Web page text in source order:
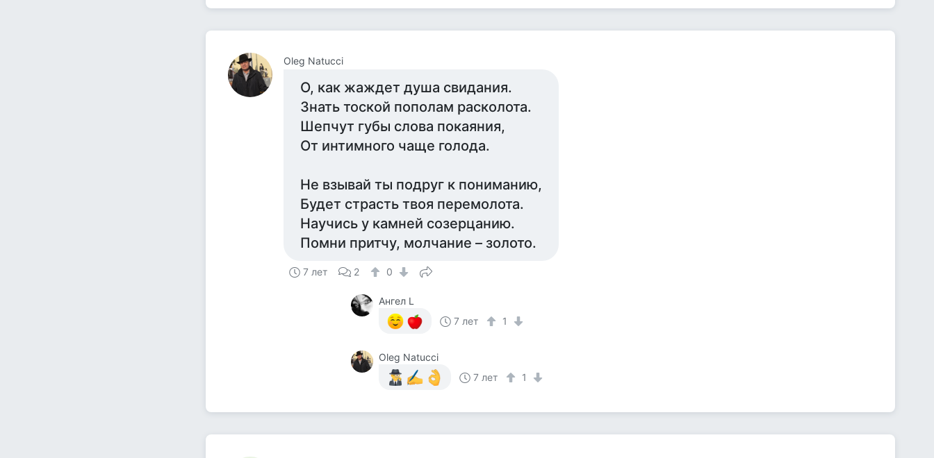
Oleg Natucci
О, как жаждет душа свидания.
Знать тоской пополам расколота.
Шепчут губы слова покаяния,
От интимного чаще голода.
Не взывай ты подруг к пониманию,
Будет страсть твоя перемолота.
Научись у камней созерцанию.
Помни притчу, молчание – золото.
7 лет 2 0
Ангел L
7 лет
1
Oleg Natucci
7 лет
1